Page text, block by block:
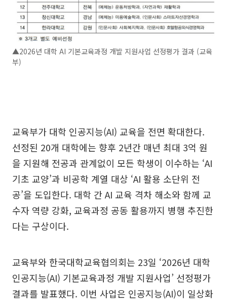
▲2026년 대학 AI 기본교육과정 개발 지원사업 선정평가 결과 (교육
부)
교육부가 대학 인공지능(AI) 교육을 전면 확대한다.
선정된 20개 대학에는 향후 2년간 매년 최대 3억 원
을 지원해 전공과 관계없이 모든 학생이 이수하는 ‘AI
기초 교양’과 비공학 계열 대상 ‘AI 활용 소단위 전
공’을 도입한다. 대학 간 AI 교육 격차 해소와 함께 교
수자 역량 강화, 교육과정 공동 활용까지 병행 추진한
다는 구상이다.
교육부와 한국대학교육협의회는 23일 ‘2026년 대학
인공지능(AI) 기본교육과정 개발 지원사업’ 선정평가
결과를 발표했다. 이번 사업은 인공지능(AI)이 일상화